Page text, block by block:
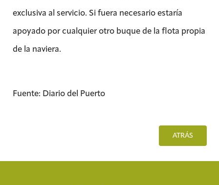
exclusiva al servicio. Si fuera necesario estaría
apoyado por cualquier otro buque de la flota propia
de la naviera.
Fuente: Diario del Puerto
ATRÁS